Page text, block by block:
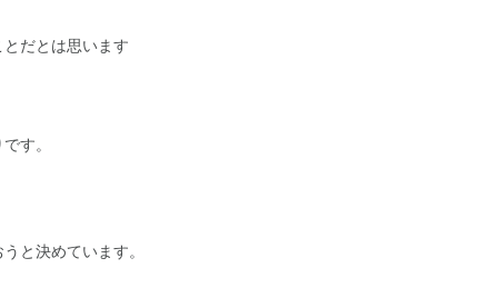
だとは思います
す。
と決めています。